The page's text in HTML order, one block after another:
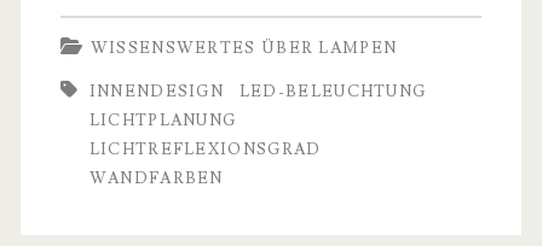
an
Innenwänden:
Wie
Wandfarben
LED-
WISSENSWERTES ÜBER LAMPEN
INNENDESIGN
LED-BELEUCHTUNG
LICHTPLANUNG
LICHTREFLEXIONSGRAD
WANDFARBEN